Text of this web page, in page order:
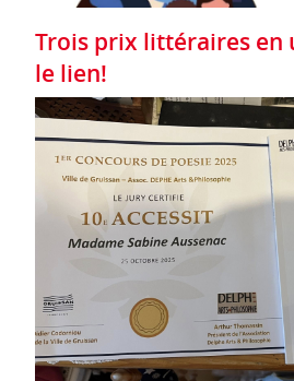
Trois prix littéraires en
le lien!